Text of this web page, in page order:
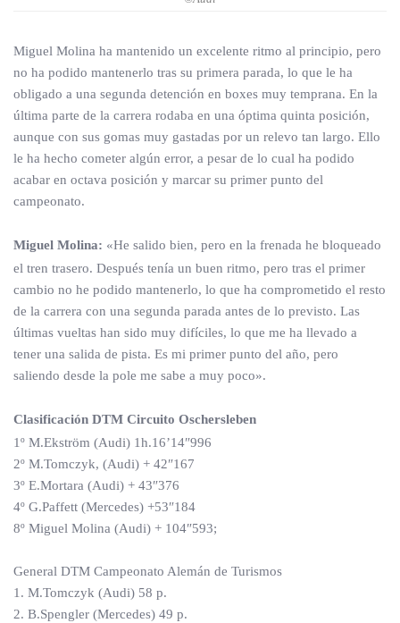
Miguel Molina ha mantenido un excelente ritmo al principio, pero
no ha podido mantenerlo tras su primera parada, lo que le ha
obligado a una segunda detención en boxes muy temprana. En la
última parte de la carrera rodaba en una óptima quinta posición,
aunque con sus gomas muy gastadas por un relevo tan largo. Ello
le ha hecho cometer algún error, a pesar de lo cual ha podido
acabar en octava posición y marcar su primer punto del
campeonato.
Miguel Molina: «He salido bien, pero en la frenada he bloqueado
el tren trasero. Después tenía un buen ritmo, pero tras el primer
cambio no he podido mantenerlo, lo que ha comprometido el resto
de la carrera con una segunda parada antes de lo previsto. Las
últimas vueltas han sido muy difíciles, lo que me ha llevado a
tener una salida de pista. Es mi primer punto del año, pero
saliendo desde la pole me sabe a muy poco».
Clasificación DTM Circuito Oschersleben
1º M.Ekström (Audi) 1h.16’14″996
2º M.Tomczyk, (Audi) + 42″167
3º E.Mortara (Audi) + 43″376
4º G.Paffett (Mercedes) +53″184
8º Miguel Molina (Audi) + 104″593;
General DTM Campeonato Alemán de Turismos
1. M.Tomczyk (Audi) 58 p.
2. B.Spengler (Mercedes) 49 p.